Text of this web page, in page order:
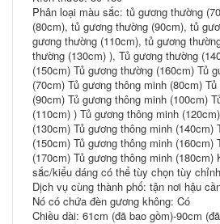
Phân loại màu sắc: tủ gương thường
(80cm), tủ gương thường (90cm), tủ
gương thường (110cm), tủ gương
thường (130cm) ), Tủ gương thường
(150cm) Tủ gương thường (160cm) Tủ
(70cm) Tủ gương thông minh (80cm)
(90cm) Tủ gương thông minh (100cm)
(110cm) ) Tủ gương thông minh
(130cm) Tủ gương thông minh (140cm)
(150cm) Tủ gương thông minh (160cm)
(170cm) Tủ gương thông minh
sắc/kiểu dáng có thể tùy chọn tùy chỉnh
Dịch vụ cùng thành phố: tận nơi hậu
Nó có chứa đèn gương không: Có
Chiều dài: 61cm (đã bao gồm)-90cm